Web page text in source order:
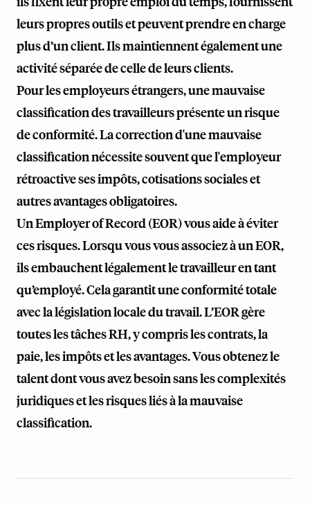
leurs propres outils et peuvent prendre en charge
plus d’un client. Ils maintiennent également une
activité séparée de celle de leurs clients.
Pour les employeurs étrangers, une mauvaise
classification des travailleurs présente un risque
de conformité. La correction d'une mauvaise
classification nécessite souvent que l'employeur
rétroactive ses impôts, cotisations sociales et
autres avantages obligatoires.
Un Employer of Record (EOR) vous aide à éviter
ces risques. Lorsqu vous vous associez à un EOR,
ils embauchent légalement le travailleur en tant
qu’employé. Cela garantit une conformité totale
avec la législation locale du travail. L’EOR gère
toutes les tâches RH, y compris les contrats, la
paie, les impôts et les avantages. Vous obtenez le
talent dont vous avez besoin sans les complexités
juridiques et les risques liés à la mauvaise
classification.